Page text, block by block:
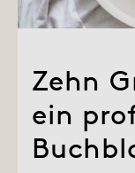
Zehn
ein